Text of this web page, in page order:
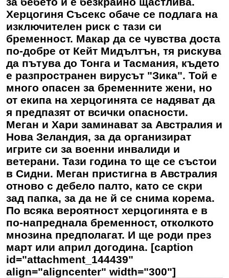
Херцогиня Съсекс обаче се подлага на
изключителен риск с тази си
бременност. Макар да се чувства доста
по-добре от Кейт Мидълтън, тя рискува
да пътува до Тонга и Тасмания, където
е разпространен вирусът "Зика". Той е
много опасен за бременните жени, но
от екипа на херцогинята се надяват да
я предпазят от всички опасности.
Меган и Хари заминават за Австралия и
Нова Зеландия, за да организират
игрите си за военни инвалиди и
ветерани. Тази година то ще се състои
в Сидни. Меган пристигна в Австралия
отново с дебело палто, като се скри
зад папка, за да не й се снима корема.
По всяка вероятност херцогинята е в
по-напреднала бременност, отколкото
мнозина предполагат. И ще роди през
март или април догодина. [caption
id="attachment_144439"
align="aligncenter" width="300"]